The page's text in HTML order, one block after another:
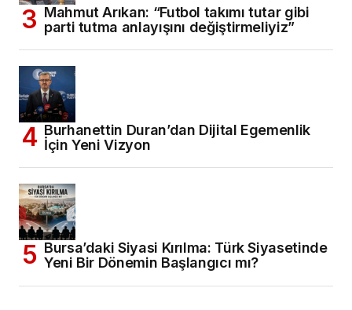
Mahmut Arıkan: “Futbol takımı tutar gibi
parti tutma anlayışını değiştirmeliyiz”
Burhanettin Duran’dan Dijital Egemenlik
İçin Yeni Vizyon
Bursa’daki Siyasi Kırılma: Türk Siyasetinde
Yeni Bir Dönemin Başlangıcı mı?